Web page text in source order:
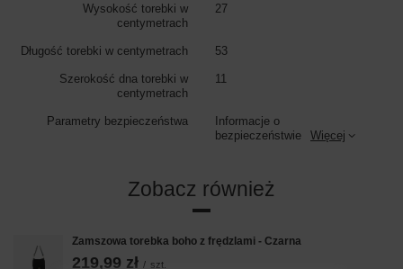
Wysokość torebki w
centymetrach
27
Długość torebki w centymetrach 53
Szerokość dna torebki w
centymetrach
11
Parametry bezpieczeństwa
Informacje o
bezpieczeństwie
Więcej
Zobacz również
Zamszowa torebka boho z frędzlami - Czarna
219,99 zł / szt.